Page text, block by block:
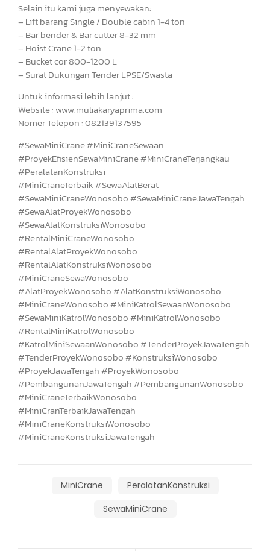
Selain itu kami juga menyewakan:
– Lift barang Single / Double cabin 1-4 ton
– Bar bender & Bar cutter 8-32 mm
– Hoist Crane 1-2 ton
– Bucket cor 800-1200 L
– Surat Dukungan Tender LPSE/Swasta
Untuk informasi lebih lanjut :
Website : www.muliakaryaprima.com
Nomer Telepon : 082139137595
#SewaMiniCrane #MiniCraneSewaan
#ProyekEfisienSewaMiniCrane #MiniCraneTerjangkau
#PeralatanKonstruksi
#MiniCraneTerbaik #SewaAlatBerat
#SewaMiniCraneWonosobo #SewaMiniCraneJawaTengah
#SewaAlatProyekWonosobo
#SewaAlatKonstruksiWonosobo
#RentalMiniCraneWonosobo
#RentalAlatProyekWonosobo
#RentalAlatKonstruksiWonosobo
#MiniCraneSewaWonosobo
#AlatProyekWonosobo #AlatKonstruksiWonosobo
#MiniCraneWonosobo #MiniKatrolSewaanWonosobo
#SewaMiniKatrolWonosobo #MiniKatrolWonosobo
#RentalMiniKatrolWonosobo
#KatrolMiniSewaanWonosobo #TenderProyekJawaTengah
#TenderProyekWonosobo #KonstruksiWonosobo
#ProyekJawaTengah #ProyekWonosobo
#PembangunanJawaTengah #PembangunanWonosobo
#MiniCraneTerbaikWonosobo
#MiniCranTerbaikJawaTengah
#MiniCraneKonstruksiWonosobo
#MiniCraneKonstruksiJawaTengah
MiniCrane
PeralatanKonstruksi
SewaMiniCrane